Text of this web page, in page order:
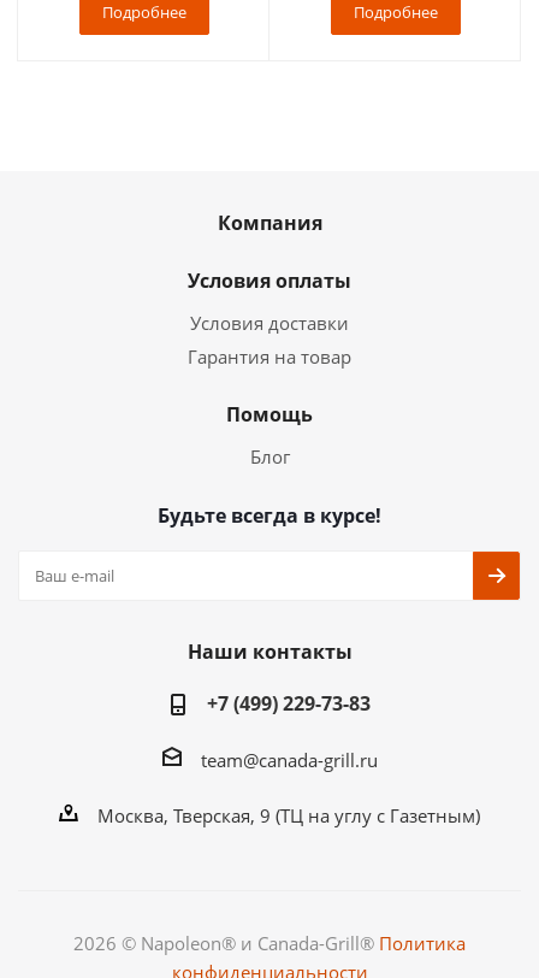
Подробнее Подробнее
Компания
Условия оплаты
Условия доставки
Гарантия на товар
Помощь
Блог
Будьте всегда в курсе!
Наши контакты
+7 (499) 229-73-83
team@canada-grill.ru
Москва, Тверская, 9 (ТЦ на углу с Газетным)
2026 © Napoleon® и Canada-Grill® Политика
конфиденциальности